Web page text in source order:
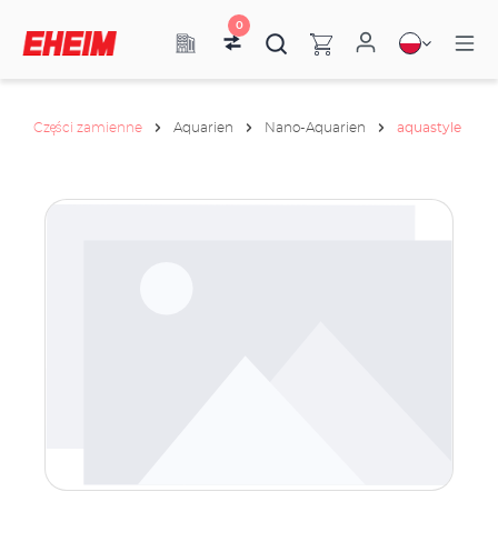
0
Części zamienne Aquarien Nano-Aquarien aquastyle